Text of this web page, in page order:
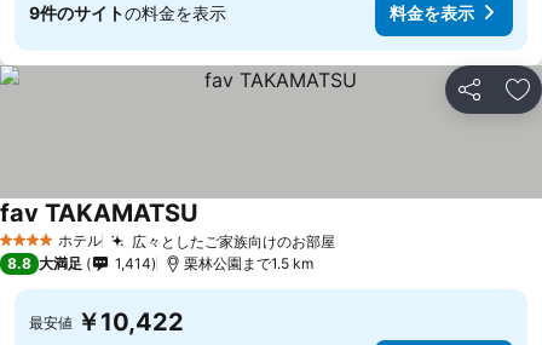
9件のサイトの料金を表示 料金を表示
シェア お
4 ホテルのランク
ホテル 広々としたご家族向けのお部屋料金を表示
fav TAKAMATSU
8.8 大満足 1,414 栗林公園まで1.5 km
最安値 ￥10,422